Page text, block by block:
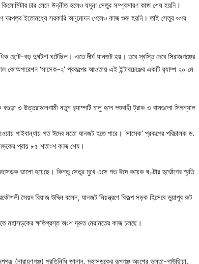
চার লেনে উন্নীত হলেও যমুনা সেতুর সম্প্রসারণ কাজ শেষ হয়নি।
দরপত্র ইতোমধ্যে সরকারি অনুমোদন পেলেও কাজ শুরু হয়নি। তাই সেতুর ওপর
ছোট-বড় দুর্ঘটনা ঘটেছিল। এতে দীর্ঘ যানজট হয়। তবে স্বস্তি দেবে সিরাজগঞ্জের
কোঅপারেশন ‘সাসেক-২’ প্রকল্পের আওতায় এই ইন্টারচেঞ্জের একটি র‍্যাম্প ২০ মে
ও উত্তরাঞ্চলগামী নতুন র‍্যাম্পটি চালু হলে পশুবাহী ট্রাক ও বাসগুলো সিগন্যাল
গাইবান্ধায় গত ঈদের মতো যানজট হতে পারে। ‘সাসেক’ প্রকল্পের পরিচালক ড.
প্রায় ৮৫ শতাংশ কাজ শেষ।
ভালো হয়েছে। কিন্তু সেতুর মুখে এসে গত ঈদে কয়েক ঘণ্টার দুর্ভোগের স্মৃতি
সৈয়দ রিয়াজ উদ্দিন বলেন, যানজট নিয়ন্ত্রণে বিকল্প সড়ক হিসেবে ভুয়াপুর রুট
মহাসড়কের ক্ষতিগ্রস্ত অংশ দ্রুত মেরামতের কাজ চলছে।
(নারায়ণগঞ্জ) প্রতিনিধি জানান, মহাসড়কের রূপগঞ্জ অংশের ভুলতা-গাউছিয়া,